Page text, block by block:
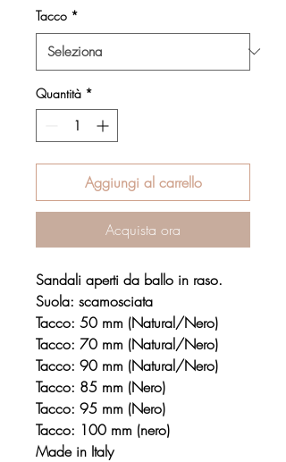
Tacco *
Quantità *
Aggiungi al carrello
Acquista ora
Sandali aperti da ballo in raso.
Suola: scamosciata
Tacco: 50 mm (Natural/Nero)
Tacco: 70 mm (Natural/Nero)
Tacco: 90 mm (Natural/Nero)
Tacco: 85 mm (Nero)
Tacco: 95 mm (Nero)
Tacco: 100 mm (nero)
Made in Italy